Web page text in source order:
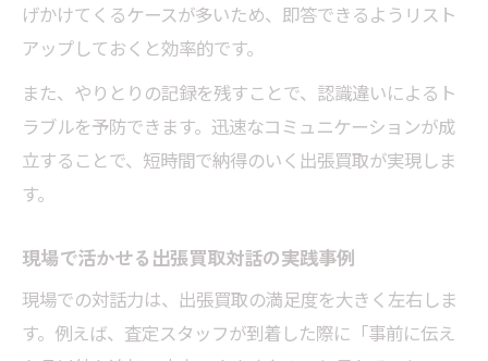
げかけてくるケースが多いため、即答できるようリスト
アップしておくと効率的です。
また、やりとりの記録を残すことで、認識違いによるト
ラブルを予防できます。迅速なコミュニケーションが成
立することで、短時間で納得のいく出張買取が実現しま
す。
現場で活かせる出張買取対話の実践事例
現場での対話力は、出張買取の満足度を大きく左右しま
す。例えば、査定スタッフが到着した際に「事前に伝え